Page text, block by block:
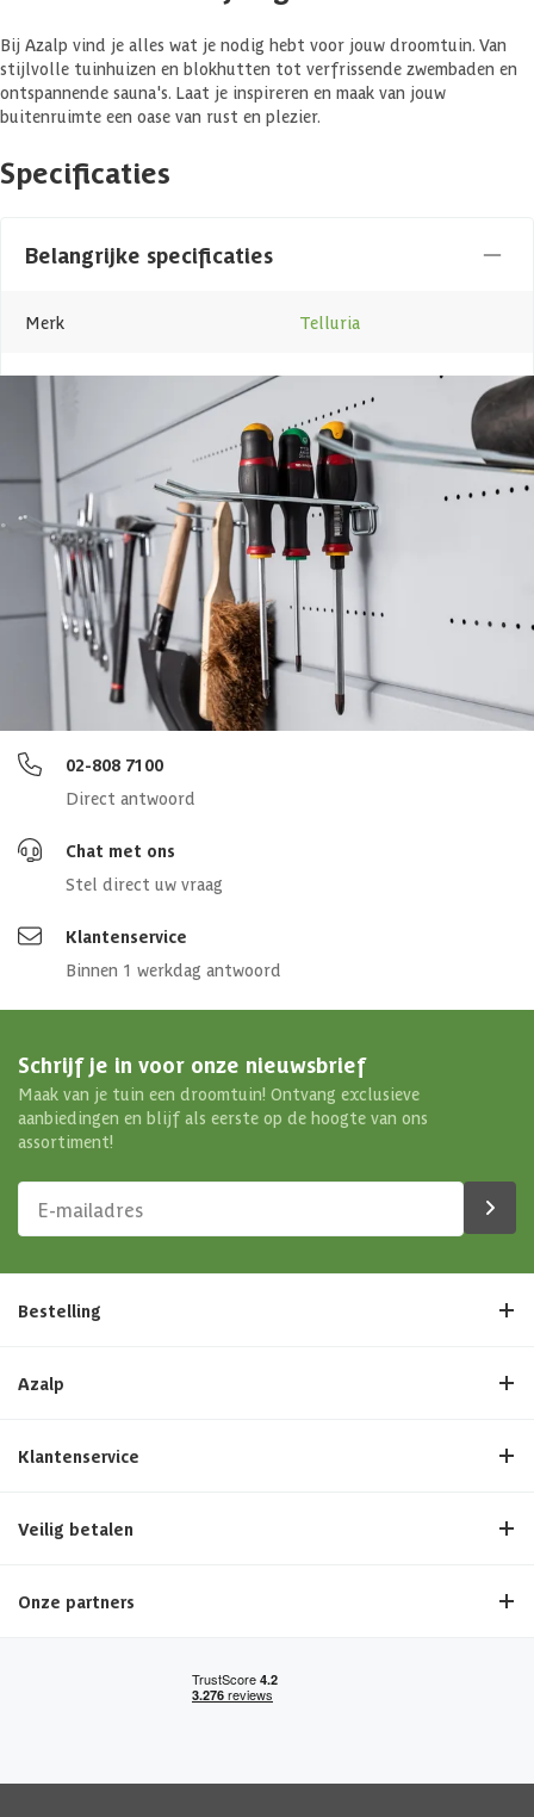
Bij Azalp vind je alles wat je nodig hebt voor jouw droomtuin. Van
stijlvolle tuinhuizen en blokhutten tot verfrissende zwembaden en
ontspannende sauna's. Laat je inspireren en maak van jouw
buitenruimte een oase van rust en plezier.
Specificaties
Belangrijke specificaties
Merk Telluria
Breedte
Out of stock
Azalp artikelcode 18-173-0056-0
EAN-code 5413466953578
4,5/5bij Trustpilot
Luxe assortiment
tegen scherpe prijzen
Maatwerk:We maken het betaalbaar.
02-808 7100
Direct antwoord
Chat met ons
Stel direct uw vraag
Klantenservice
Binnen 1 werkdag antwoord
Schrijf je in voor onze nieuwsbrief
Maak van je tuin een droomtuin! Ontvang exclusieve
aanbiedingen en blijf als eerste op de hoogte van ons
assortiment!
Bestelling
Azalp
Klantenservice
Veilig betalen
Onze partners